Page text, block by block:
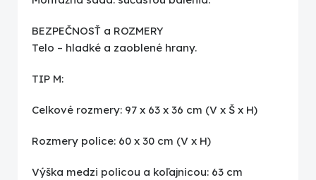
BEZPEČNOSŤ a ROZMERY
Telo – hladké a zaoblené hrany.
TIP M:
Celkové rozmery: 97 x 63 x 36 cm (V x Š x H)
Rozmery police: 60 x 30 cm (V x H)
Výška medzi policou a koľajnicou: 63 cm